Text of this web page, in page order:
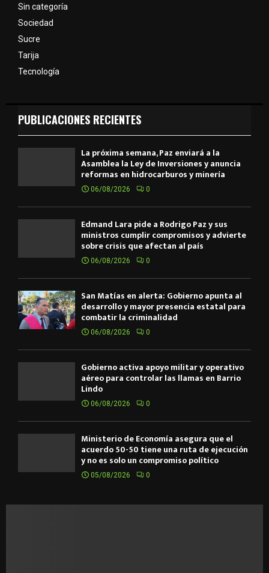
Sin categoría
Sociedad
Sucre
Tarija
Tecnología
PUBLICACIONES RECIENTES
La próxima semana, Paz enviará a la
Asamblea la Ley de Inversiones y anuncia
reformas en hidrocarburos y minería
06/08/2026 0
Edmand Lara pide a Rodrigo Paz y sus
ministros cumplir compromisos y advierte
sobre crisis que afectan al país
06/08/2026 0
San Matías en alerta: Gobierno apunta al
desarrollo y mayor presencia estatal para
combatir la criminalidad
06/08/2026 0
Gobierno activa apoyo militar y operativo
aéreo para controlar las llamas en Barrio
Lindo
06/08/2026 0
Ministerio de Economía asegura que el
acuerdo 50-50 tiene una ruta de ejecución
y no es solo un compromiso político
05/08/2026 0